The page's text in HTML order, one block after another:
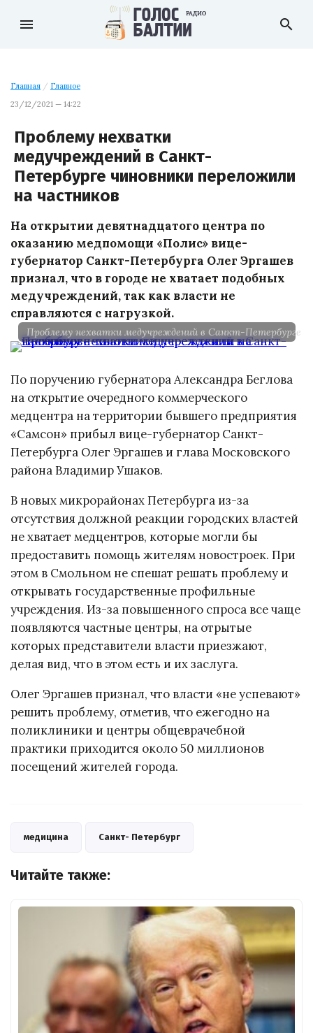
menu search
Главная / Главное
23/12/2021 — 14:22
Проблему нехватки
медучреждений в Санкт-
Петербурге чиновники переложили
на частников
На открытии девятнадцатого центра по
оказанию медпомощи «Полис» вице-
губернатор Санкт-Петербурга Олег Эргашев
признал, что в городе не хватает подобных
медучреждений, так как власти не
справляются с нагрузкой.
Проблему нехватки медучреждений в Санкт-Петербурге
По поручению губернатора Александра Беглова
на открытие очередного коммерческого
медцентра на территории бывшего предприятия
«Самсон» прибыл вице-губернатор Санкт-
Петербурга Олег Эргашев и глава Московского
района Владимир Ушаков.
В новых микрорайонах Петербурга из-за
отсутствия должной реакции городских властей
не хватает медцентров, которые могли бы
предоставить помощь жителям новостроек. При
этом в Смольном не спешат решать проблему и
открывать государственные профильные
учреждения. Из-за повышенного спроса все чаще
появляются частные центры, на отрытые
которых представители власти приезжают,
делая вид, что в этом есть и их заслуга.
Олег Эргашев признал, что власти «не успевают»
решить проблему, отметив, что ежегодно на
поликлиники и центры общеврачебной
практики приходится около 50 миллионов
посещений жителей города.
медицина Санкт- Петербург
Читайте также: